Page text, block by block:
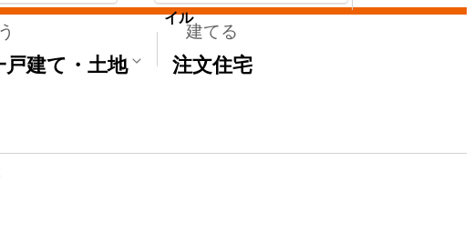
戸建て・土地
建てる
注文住宅
イル